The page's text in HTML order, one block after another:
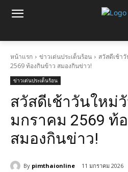
หน้าแรก ข่าวเด่นประเด็นร้อน
สวัสดีเช้า
2569 ท้องกินข้าว สมองกินข่าว!
ข่าวเด่นประเด็นร้อน
สวัสดีเช้าวันใหม่
มกราคม 2569 ท้
สมองกินข่าว!
By pimthaionline 11 มกราคม 2026